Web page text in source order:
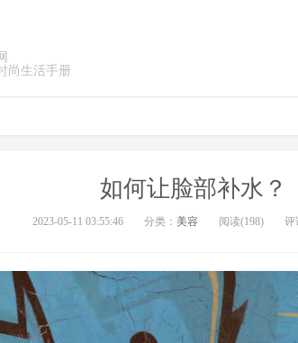
尚生活手册
如何让脸部补水？
2023-05-11 03:55:46 分类： 美容 阅读(198) 评